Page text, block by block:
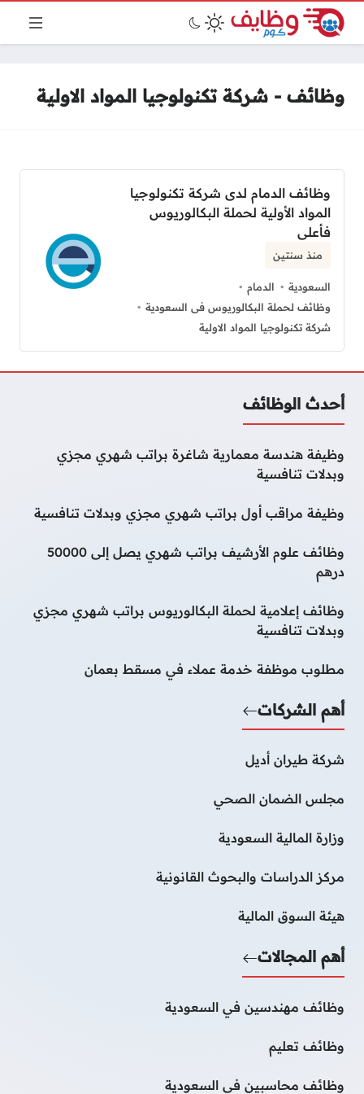
وظائف - شركة تكنولوجيا المواد الاولية
وظائف الدمام لدى شركة تكنولوجيا
المواد الأولية لحملة البكالوريوس
فأعلى
منذ سنتين
السعودية
الدمام
وظائف لحملة البكالوريوس فى السعودية
شركة تكنولوجيا المواد الاولية
أحدث الوظائف
وظيفة هندسة معمارية شاغرة براتب شهري مجزي
وبدلات تنافسية
وظيفة مراقب أول براتب شهري مجزي وبدلات تنافسية
وظائف علوم الأرشيف براتب شهري يصل إلى 50000
درهم
وظائف إعلامية لحملة البكالوريوس براتب شهري مجزي
وبدلات تنافسية
مطلوب موظفة خدمة عملاء في مسقط بعمان
أهم الشركات
شركة طيران أديل
مجلس الضمان الصحي
وزارة المالية السعودية
مركز الدراسات والبحوث القانونية
هيئة السوق المالية
أهم المجالات
وظائف مهندسين في السعودية
وظائف تعليم
وظائف محاسبين فى السعودية